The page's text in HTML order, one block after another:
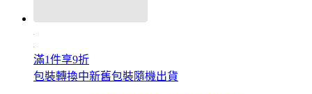
滿1件享9折
包裝轉換中新舊包裝隨機出貨